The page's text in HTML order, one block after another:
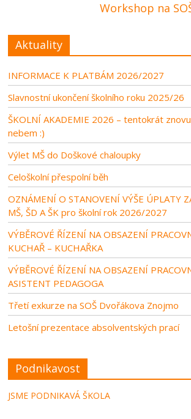
Workshop na
Aktuality
INFORMACE K PLATBÁM 2026/2027
Slavnostní ukončení školního roku 2025/26
ŠKOLNÍ AKADEMIE 2026 – tentokrát
nebem :)
Výlet MŠ do Doškové chaloupky
Celoškolní přespolní běh
OZNÁMENÍ O STANOVENÍ VÝŠE ÚPLATY
MŠ, ŠD A ŠK pro školní rok 2026/2027
VÝBĚROVÉ ŘÍZENÍ NA OBSAZENÍ
KUCHAŘ – KUCHAŘKA
VÝBĚROVÉ ŘÍZENÍ NA OBSAZENÍ
ASISTENT PEDAGOGA
Třetí exkurze na SOŠ Dvořákova Znojmo
Letošní prezentace absolventských prací
Podnikavost
JSME PODNIKAVÁ ŠKOLA